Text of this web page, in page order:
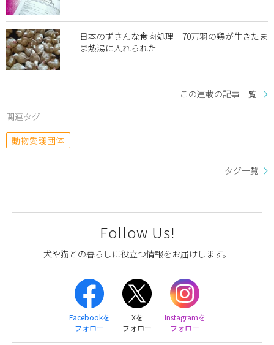
日本のずさんな食肉処理 70万羽の鶏が生きたま
ま熱湯に入れられた
この連載の記事一覧
関連タグ
動物愛護団体
タグ一覧
Follow Us!
犬や猫との暮らしに役立つ情報をお届けします。
Facebookを
フォロー
Xを
フォロー
Instagramを
フォロー